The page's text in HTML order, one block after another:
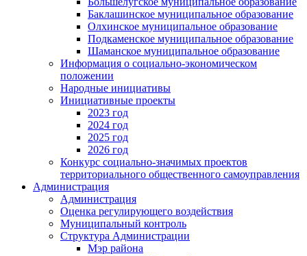
Баклашинское муниципальное образование
Олхинское муниципальное образование
Подкаменское муниципальное образование
Шаманское муниципальное образование
Информация о социально-экономическом
положении
Народные инициативы
Инициативные проекты
2023 год
2024 год
2025 год
2026 год
Конкурс социально-значимых проектов
территориального общественного самоуправления
Администрация
Администрация
Оценка регулирующего воздействия
Муниципальный контроль
Структура Администрации
Мэр района